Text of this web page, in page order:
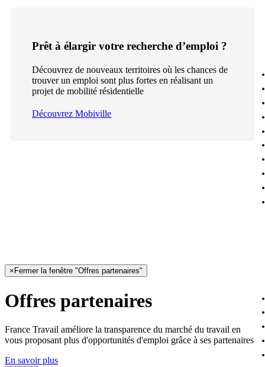
Prêt à élargir votre recherche d’emploi ?
Découvrez de nouveaux territoires où les chances de
trouver un emploi sont plus fortes en réalisant un
projet de mobilité résidentielle
Découvrez Mobiville
× Fermer la fenêtre "Offres partenaires"
Offres partenaires
France Travail améliore la transparence du marché du travail en
vous proposant plus d'opportunités d'emploi grâce à ses partenaires
En savoir plus